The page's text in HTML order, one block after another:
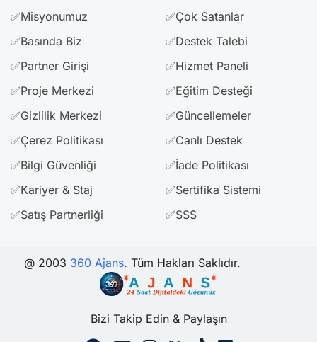
✅Misyonumuz
✅Basında Biz
✅Partner Girişi
✅Proje Merkezi
✅Gizlilik Merkezi
✅Çerez Politikası
✅Bilgi Güvenliği
✅Kariyer & Staj
✅Satış Partnerliği
✅Çok Satanlar
✅Destek Talebi
✅Hizmet Paneli
✅Eğitim Desteği
✅Güncellemeler
✅Canlı Destek
✅İade Politikası
✅Sertifika Sistemi
✅SSS
@ 2003 360 Ajans. Tüm Hakları Saklıdır.
Bizi Takip Edin & Paylaşın